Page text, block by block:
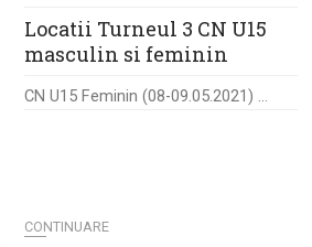
Locatii Turneul 3 CN U15
masculin si feminin
CN U15 Feminin (08-09.05.2021) ...
CONTINUARE